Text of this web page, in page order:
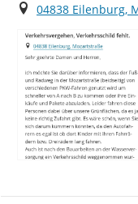
Ort
04838 Eilenburg,